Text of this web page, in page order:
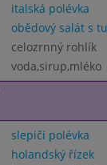
italská polévka
obědový salát s
celozrnný rohlík
voda,sirup,mléko
slepičí polévka
holandský řízek